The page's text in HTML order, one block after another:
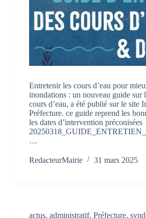
Entretenir les cours d’eau pour
inondations : un nouveau guide sur
cours d’eau, a été publié sur le site
Préfecture. ce guide reprend les
les dates d’intervention préconisées
…
RedacteurMairie 31 mars 2025
actus, administratif, Préfecture,